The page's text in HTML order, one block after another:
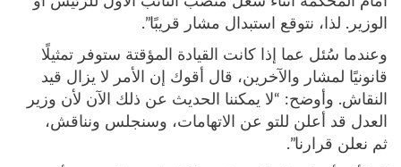
الوزير. لذا، نتوقع استبدال مشار قريبًا”.
وعندما سُئل عما إذا كانت القيادة المؤقتة ستوفر تمثيلًا
قانونيًا لمشار والآخرين، قال أقوك إن الأمر لا يزال قيد
النقاش. وأوضح: “لا يمكننا الحديث عن ذلك الآن لأن وزير
العدل قد أعلن للتو عن الاتهامات، وسنجلس ونناقش،
ثم نعلن قرارنا”.